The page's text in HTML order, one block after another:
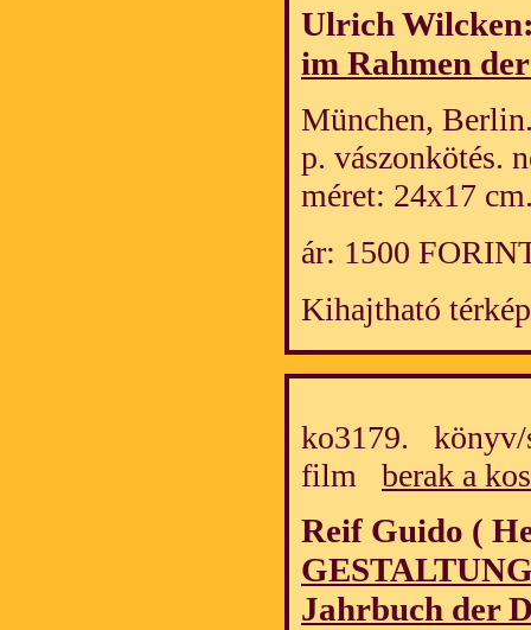
Ulrich
im Rahmen
München,
p. vászonkötés.
méret: 24x17
ár: 1500
Kihajtható
ko3179. könyv/
film berak a
Reif Guido (
Jahrbuch der